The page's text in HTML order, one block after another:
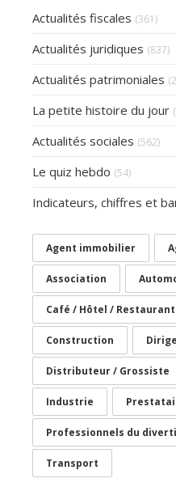
Actualités fiscales (361)
Actualités juridiques (837)
Actualités patrimoniales
La petite histoire du jour
Actualités sociales (562)
Le quiz hebdo (54)
Indicateurs, chiffres et
Agent immobilier
Association
Café / Hôtel / Restaurant
Construction
Distributeur / Grossiste
Industrie
Professionnels du
Transport